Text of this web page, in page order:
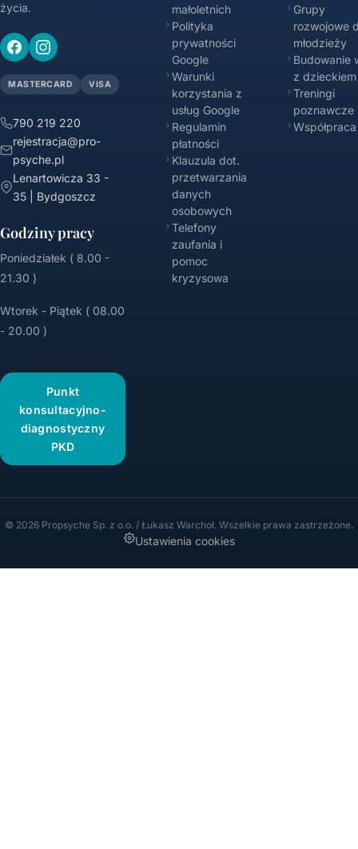
życia.
MASTERCARD VISA
790 219 220
rejestracja@pro-
psyche.pl
Lenartowicza 33 -
35 | Bydgoszcz
Godziny pracy
Poniedziałek ( 8.00 -
21.30 )
Wtorek - Piątek ( 08.00
- 20.00 )
Punkt
konsultacyjno-
diagnostyczny
PKD
małoletnich
Polityka
prywatności
Google
Warunki
korzystania z
usług Google
Regulamin
płatności
Klauzula dot.
przetwarzania
danych
osobowych
Telefony
zaufania i
pomoc
kryzysowa
Grupy
rozwojowe
młodzieży
Budowanie
z dzieckiem
Treningi
poznawcze
Współpraca
© 2026 Propsyche Sp. z o.o. / Łukasz Warchoł. Wszelkie prawa zastrzeżone.
Ustawienia cookies